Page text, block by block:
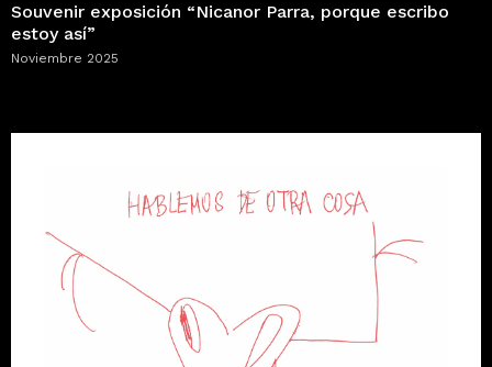
Souvenir exposición “Nicanor Parra, porque escribo
estoy así”
Noviembre 2025